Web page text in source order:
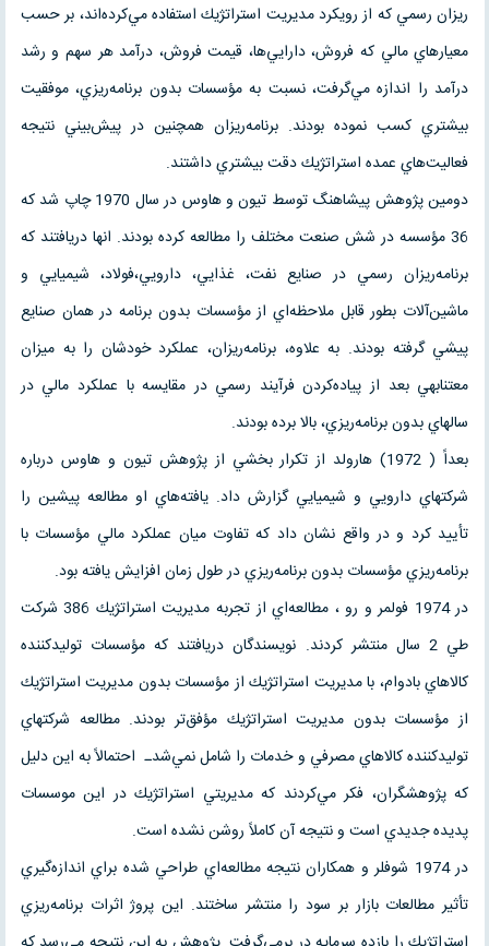
ريزان رسمي كه از رويكرد مديريت استراتژيك استفاده مي‌كرده‌اند، بر حسب
معيارهاي مالي كه فروش، دارايي‌ها، قيمت فروش، درآمد هر سهم و رشد
درآمد را اندازه مي‌گرفت، نسبت به مؤسسات بدون برنامه‌ريزي، موفقيت
بيشتري كسب نموده بودند. برنامه‌ريزان همچنين در پيش‌بيني نتيجه
فعاليت‌هاي عمده استراتژيك دقت بيشتري داشتند.
دومين پژوهش پيشاهنگ توسط تيون و هاوس در سال 1970 چاپ شد كه
36 مؤسسه در شش صنعت مختلف را مطالعه كرده‌ بودند. انها دريافتند كه
برنامه‌ريزان رسمي در صنايع نفت، غذايي، دارويي،فولاد، شيميايي و
ماشين‌آلات بطور قابل ملاحظه‌اي از مؤسسات بدون برنامه در همان صنايع
پيشي گرفته بودند. به علاوه، برنامه‌ريزان، عملكرد خودشان را به ميزان
معتنابهي بعد از پياده‌كردن فرآيند رسمي در مقايسه با عملكرد مالي در
سالهاي بدون برنامه‌ريزي، بالا برده‌ بودند.
بعداً ( 1972) هارولد از تكرار بخشي از پژوهش تيون و هاوس درباره
شركتهاي دارويي و شيميايي گزارش داد. يافته‌هاي او مطالعه پيشين را
تأييد كرد و در واقع نشان داد كه تفاوت ميان عملكرد مالي مؤسسات با
برنامه‌ريزي مؤسسات بدون برنامه‌ريزي در طول زمان افزايش يافته بود.
در 1974 فولمر و رو ، مطالعه‌اي از تجربه مديريت استراتژيك 386 شركت
طي 2 سال منتشر كردند. نويسندگان دريافتند كه مؤسسات توليدكننده
كالاهاي بادوام، با مديريت استراتژيك از مؤسسات بدون مديريت استراتژيك
از مؤسسات بدون مديريت استراتژيك مؤفق‌تر بودند. مطالعه شركتهاي
توليدكننده كالاهاي مصرفي و خدمات را شامل نمي‌شدـ احتمالاً به اين دليل
كه پژوهشگران، فكر مي‌كردند كه مديريتي استراتژيك در اين موسسات
پديده جديدي است و نتيجه آن كاملاً روشن نشده است.
در 1974 شوفلر و همكاران نتيجه مطالعه‌اي طراحي شده براي اندازه‌گيري
تأثير مطالعات بازار بر سود را منتشر ساختند. اين پروژ اثرات برنامه‌ريزي